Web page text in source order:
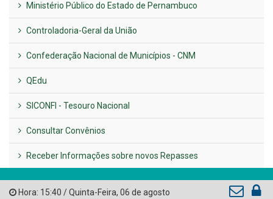
Ministério Público do Estado de Pernambuco
Controladoria-Geral da União
Confederação Nacional de Municípios - CNM
QEdu
SICONFI - Tesouro Nacional
Consultar Convênios
Receber Informações sobre novos Repasses
Hora: 15:40 /Quinta-Feira, 06 de agosto